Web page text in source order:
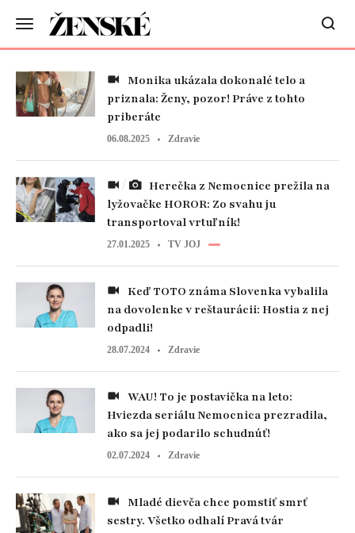
priznala: Ženy, pozor! Práve z tohto
priberáte
06.08.2025 Zdravie
lyžovačke HOROR: Zo svahu ju
transportoval vrtuľník!
27.01.2025 TV JOJ
na dovolenke v reštaurácii: Hostia z nej
odpadli!
28.07.2024 Zdravie
Hviezda seriálu Nemocnica prezradila,
ako sa jej podarilo schudnúť!
02.07.2024 Zdravie
sestry. Všetko odhalí Pravá tvár